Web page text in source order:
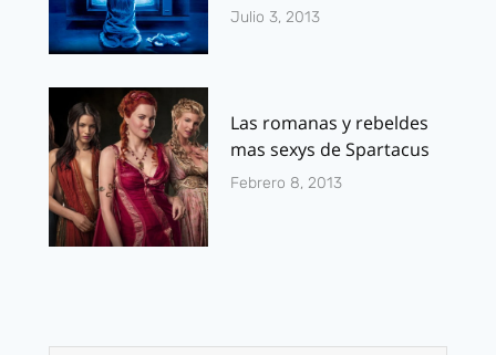
Julio 3, 2013
Las romanas y rebeldes
mas sexys de Spartacus
Febrero 8, 2013